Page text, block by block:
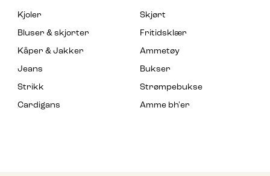
Kjoler
Skjørt
Bluser & skjorter
Fritidsklær
Kåper & Jakker
Ammetøy
Jeans
Bukser
Strikk
Strømpebukse
Cardigans
Amme bh'er